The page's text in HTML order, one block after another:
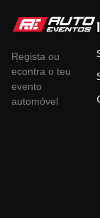
Regista ou
econtra o teu
evento
automóvel